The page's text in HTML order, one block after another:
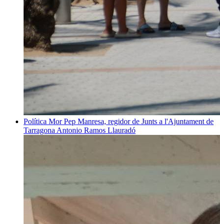
Política Mor Pep Manresa, regidor de Junts a l'Ajuntament de
Tarragona Antonio Ramos Llauradó